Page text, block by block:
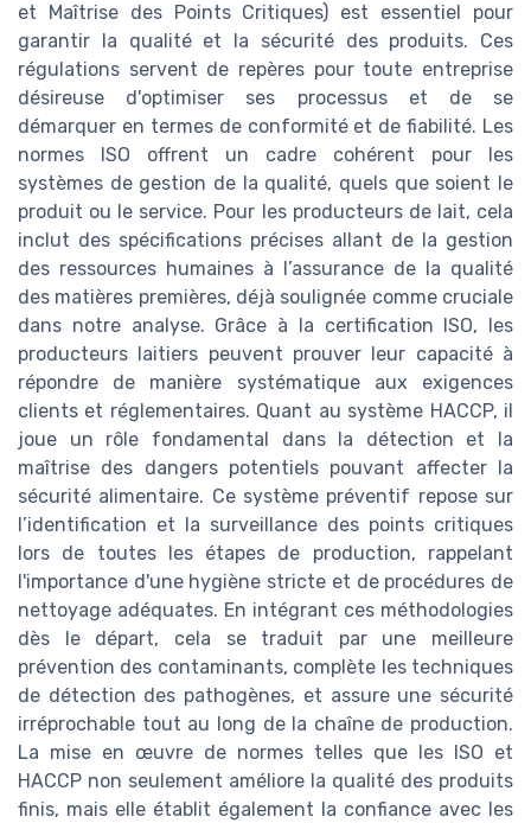
et Maîtrise des Points Critiques) est essentiel pour
garantir la qualité et la sécurité des produits. Ces
régulations servent de repères pour toute entreprise
désireuse d'optimiser ses processus et de se
démarquer en termes de conformité et de fiabilité. Les
normes ISO offrent un cadre cohérent pour les
systèmes de gestion de la qualité, quels que soient le
produit ou le service. Pour les producteurs de lait, cela
inclut des spécifications précises allant de la gestion
des ressources humaines à l’assurance de la qualité
des matières premières, déjà soulignée comme cruciale
dans notre analyse. Grâce à la certification ISO, les
producteurs laitiers peuvent prouver leur capacité à
répondre de manière systématique aux exigences
clients et réglementaires. Quant au système HACCP, il
joue un rôle fondamental dans la détection et la
maîtrise des dangers potentiels pouvant affecter la
sécurité alimentaire. Ce système préventif repose sur
l’identification et la surveillance des points critiques
lors de toutes les étapes de production, rappelant
l'importance d'une hygiène stricte et de procédures de
nettoyage adéquates. En intégrant ces méthodologies
dès le départ, cela se traduit par une meilleure
prévention des contaminants, complète les techniques
de détection des pathogènes, et assure une sécurité
irréprochable tout au long de la chaîne de production.
La mise en œuvre de normes telles que les ISO et
HACCP non seulement améliore la qualité des produits
finis, mais elle établit également la confiance avec les